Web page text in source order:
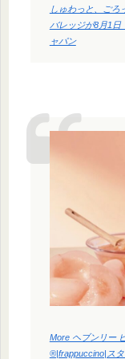
しゅわっと、ごろ
バレッジが8月1日
ャパン
More ヘブンリー
®|frappuccino|ス